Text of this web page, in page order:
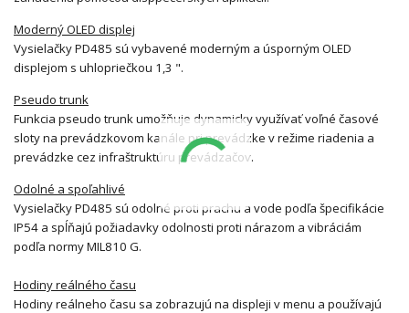
Moderný OLED displej
Vysielačky PD485 sú vybavené moderným a úsporným OLED
displejom s uhlopriečkou 1,3 ".
Pseudo trunk
Funkcia pseudo trunk umožňuje dynamicky využívať voľné časové
sloty na prevádzkovom kanále pri prevádzke v režime riadenia a
prevádzke cez infraštruktúru prevádzačov.
Odolné a spoľahlivé
Vysielačky PD485 sú odolné proti prachu a vode podľa špecifikácie
IP54 a spĺňajú požiadavky odolnosti proti nárazom a vibráciám
podľa normy MIL810 G.
Hodiny reálného času
Hodiny reálneho času sa zobrazujú na displeji v menu a používajú